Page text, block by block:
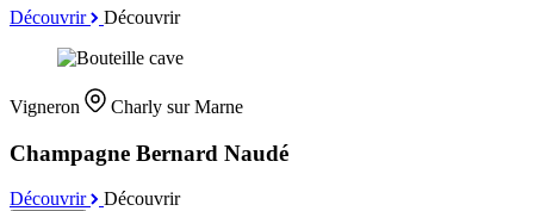
Découvrir Découvrir
Vigneron Charly sur Marne
Champagne Bernard Naudé
Découvrir Découvrir